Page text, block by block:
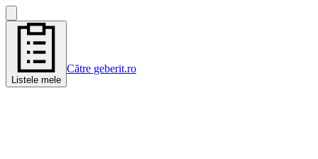
Listele mele
Către geberit.ro